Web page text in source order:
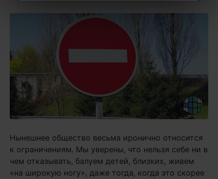
Нынешнее общество весьма иронично относится
к ограничениям. Мы уверены, что нельзя себе ни в
чем отказывать, балуем детей, близких, живем
«на широкую ногу», даже тогда, когда это скорее